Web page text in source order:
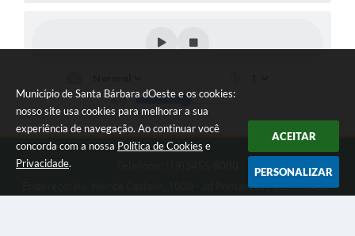
Município de Santa Bárbara dOeste e os cookies:
nosso site usa cookies para melhorar a sua
experiência de navegação. Ao continuar você
concorda com a nossa Política de Cookies e
Privacidade.
ACEITAR
PERSONALIZAR
Endereço: Av. Monte Castelo, 1000 - Jd Primavera | CEP: 13450-
901